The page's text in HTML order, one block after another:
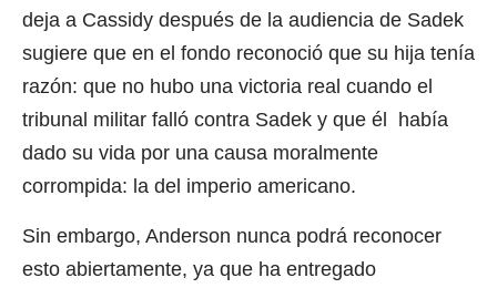
deja a Cassidy después de la audiencia de Sadek
sugiere que en el fondo reconoció que su hija tenía
razón: que no hubo una victoria real cuando el
tribunal militar falló contra Sadek y que él había
dado su vida por una causa moralmente
corrompida: la del imperio americano.
Sin embargo, Anderson nunca podrá reconocer
esto abiertamente, ya que ha entregado